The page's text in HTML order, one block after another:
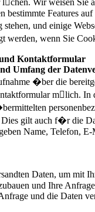
bestimmte Features
und einige
werden, wenn Sie
Kontaktformular
Umfang der
�ber die
mlich. In
Dies gilt auch f�r die
Name, Telefon, E-
Daten, um mit
und Ihre
und die Daten